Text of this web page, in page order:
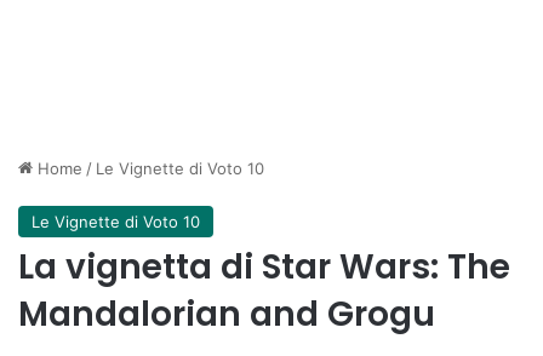
Home / Le Vignette di Voto 10
Le Vignette di Voto 10
La vignetta di Star Wars: The
Mandalorian and Grogu